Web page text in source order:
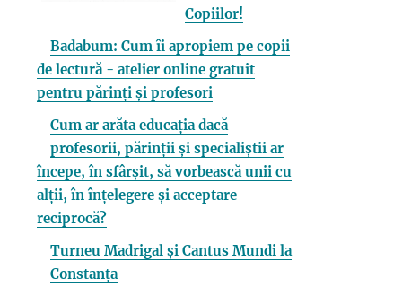
Copiilor!
Badabum: Cum îi apropiem pe copii
de lectură - atelier online gratuit
pentru părinți și profesori
Cum ar arăta educația dacă
profesorii, părinții și specialiștii ar
începe, în sfârșit, să vorbească unii cu
alții, în înțelegere și acceptare
reciprocă?
Turneu Madrigal și Cantus Mundi la
Constanța